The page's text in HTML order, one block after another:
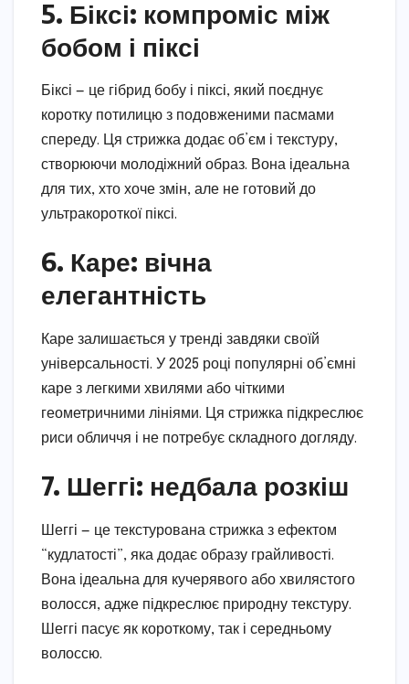
5. Біксі: компроміс між
бобом і піксі
Біксі — це гібрид бобу і піксі, який поєднує
коротку потилицю з подовженими пасмами
спереду. Ця стрижка додає об’єм і текстуру,
створюючи молодіжний образ. Вона ідеальна
для тих, хто хоче змін, але не готовий до
ультракороткої піксі.
6. Каре: вічна
елегантність
Каре залишається у тренді завдяки своїй
універсальності. У 2025 році популярні об’ємні
каре з легкими хвилями або чіткими
геометричними лініями. Ця стрижка підкреслює
риси обличчя і не потребує складного догляду.
7. Шеггі: недбала розкіш
Шеггі — це текстурована стрижка з ефектом
“кудлатості”, яка додає образу грайливості.
Вона ідеальна для кучерявого або хвилястого
волосся, адже підкреслює природну текстуру.
Шеггі пасує як короткому, так і середньому
волоссю.